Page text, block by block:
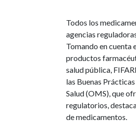
Todos los
agencias
Tomando en cuenta
productos
salud pública,
las Buenas
Salud (OMS), que
regulatorios,
de medicamentos.